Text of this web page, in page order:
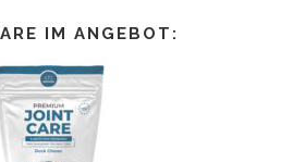
IM ANGEBOT: